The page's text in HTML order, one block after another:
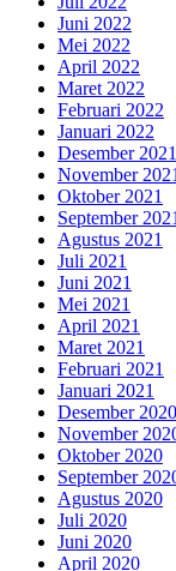
Juni 2022
Mei 2022
April 2022
Maret 2022
Februari 2022
Januari 2022
Desember 2021
November 2021
Oktober 2021
September 2021
Agustus 2021
Juli 2021
Juni 2021
Mei 2021
April 2021
Maret 2021
Februari 2021
Januari 2021
Desember 2020
November
Oktober 2020
September
Agustus 2020
Juli 2020
Juni 2020
April 2020